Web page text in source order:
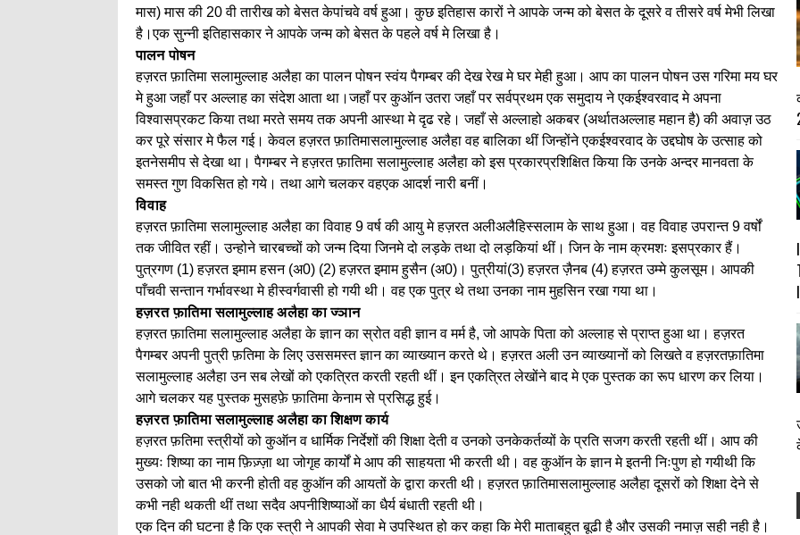
मास) मास की 20 वी तारीख को बेसत केपांचवे वर्ष हुआ। कुछ इतिहास कारों ने आपके जन्म को बेसत के दूसरे व तीसरे वर्ष मेभी लिखा
है।एक सुन्नी इतिहासकार ने आपके जन्म को बेसत के पहले वर्ष मे लिखा है।
पालन पोषन
हज़रत फ़ातिमा सलामुल्लाह अलैहा का पालन पोषन स्वंय पैगम्बर की देख रेख मे घर मेही हुआ। आप का पालन पोषन उस गरिमा मय घर
मे हुआ जहाँ पर अल्लाह का संदेश आता था।जहाँ पर कुऑन उतरा जहाँ पर सर्वप्रथम एक समुदाय ने एकईश्वरवाद मे अपना
विश्वासप्रकट किया तथा मरते समय तक अपनी आस्था मे दृढ रहे। जहाँ से अल्लाहो अकबर (अर्थातअल्लाह महान है) की अवाज़ उठ
कर पूरे संसार मे फैल गई। केवल हज़रत फ़ातिमासलामुल्लाह अलैहा वह बालिका थीं जिन्होंने एकईश्वरवाद के उद्दघोष के उत्साह को
इतनेसमीप से देखा था। पैगम्बर ने हज़रत फ़ातिमा सलामुल्लाह अलैहा को इस प्रकारप्रशिक्षित किया कि उनके अन्दर मानवता के
समस्त गुण विकसित हो गये। तथा आगे चलकर वहएक आदर्श नारी बनीं।
विवाह
हज़रत फ़ातिमा सलामुल्लाह अलैहा का विवाह 9 वर्ष की आयु मे हज़रत अलीअलैहिस्सलाम के साथ हुआ। वह विवाह उपरान्त 9 वर्षों
तक जीवित रहीं। उन्होने चारबच्चों को जन्म दिया जिनमे दो लड़के तथा दो लड़कियां थीं। जिन के नाम क्रमशः इसप्रकार हैं।
पुत्रगण (1) हज़रत इमाम हसन (अ0) (2) हज़रत इमाम हुसैन (अ0)। पुत्रीयां(3) हज़रत ज़ैनब (4) हज़रत उम्मे कुलसूम। आपकी
पाँचवी सन्तान गर्भावस्था मे हीस्वर्गवासी हो गयी थी। वह एक पुत्र थे तथा उनका नाम मुहसिन रखा गया था।
हज़रत फ़ातिमा सलामुल्लाह अलैहा का ज्ञान
हज़रत फ़ातिमा सलामुल्लाह अलैहा के ज्ञान का स्रोत वही ज्ञान व मर्म है, जो आपके पिता को अल्लाह से प्राप्त हुआ था। हज़रत
पैगम्बर अपनी पुत्री फ़तिमा के लिए उससमस्त ज्ञान का व्याख्यान करते थे। हज़रत अली उन व्याख्यानों को लिखते व हज़रतफ़ातिमा
सलामुल्लाह अलैहा उन सब लेखों को एकत्रित करती रहती थीं। इन एकत्रित लेखोंने बाद मे एक पुस्तक का रूप धारण कर लिया।
आगे चलकर यह पुस्तक मुसहफ़े फ़ातिमा केनाम से प्रसिद्ध हुई।
हज़रत फ़ातिमा सलामुल्लाह अलैहा का शिक्षण कार्य
हज़रत फ़तिमा स्त्रीयों को कुऑन व धार्मिक निर्देशों की शिक्षा देती व उनको उनकेकर्तव्यों के प्रति सजग करती रहती थीं। आप की
मुख्यः शिष्या का नाम फ़िज़्ज़ा था जोगृह कार्यों मे आप की साहयता भी करती थी। वह कुऑन के ज्ञान मे इतनी निःपुण हो गयीथी कि
उसको जो बात भी करनी होती वह कुऑन की आयतों के द्वारा करती थी। हज़रत फ़ातिमासलामुल्लाह अलैहा दूसरों को शिक्षा देने से
कभी नही थकती थीं तथा सदैव अपनीशिष्याओं का धैर्य बंधाती रहती थी।
एक दिन की घटना है कि एक स्त्री ने आपकी सेवा मे उपस्थित हो कर कहा कि मेरी माताबहुत बूढी है और उसकी नमाज़ सही नही है।